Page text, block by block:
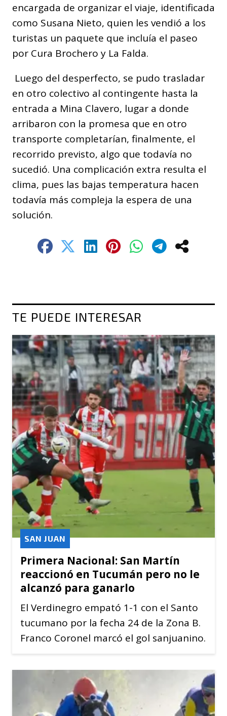
encargada de organizar el viaje, identificada
como Susana Nieto, quien les vendió a los
turistas un paquete que incluía el paseo
por Cura Brochero y La Falda.
Luego del desperfecto, se pudo trasladar
en otro colectivo al contingente hasta la
entrada a Mina Clavero, lugar a donde
arribaron con la promesa que en otro
transporte completarían, finalmente, el
recorrido previsto, algo que todavía no
sucedió. Una complicación extra resulta el
clima, pues las bajas temperatura hacen
todavía más compleja la espera de una
solución.
TE PUEDE INTERESAR
Primera Nacional: San Martín
reaccionó en Tucumán pero no le
alcanzó para ganarlo
SAN JUAN
El Verdinegro empató 1-1 con el Santo
tucumano por la fecha 24 de la Zona B.
Franco Coronel marcó el gol sanjuanino.